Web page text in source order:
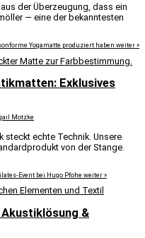
der Überzeugung, dass ein
— eine der bekanntesten
Yogamatte produziert haben weiter »
Exklusives
Motzke
steckt echte Technik. Unsere
von der Stange.
Event bei Hugo Pfohe weiter »
&